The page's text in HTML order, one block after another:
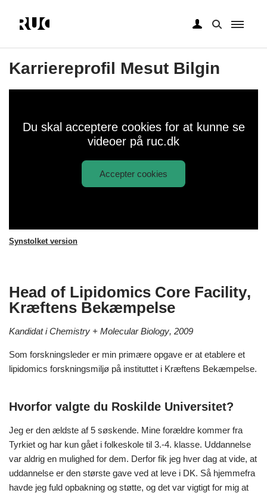
hovedindhold
Karriereprofil Mesut Bilgin
Du skal acceptere cookies for at kunne se
videoer på ruc.dk
Accepter cookies
Synstolket version
Head of Lipidomics Core Facility,
Kræftens Bekæmpelse
Kandidat iChemistry + Molecular Biology, 2009
Som forskningsleder er min primære opgave er at etablere et
lipidomics forskningsmiljø på instituttet i Kræftens Bekæmpelse.
Hvorfor valgte du Roskilde Universitet?
Jeg er den ældste af 5 søskende. Mine forældre kommer fra
Tyrkiet og har kun gået i folkeskole til 3.-4. klasse. Uddannelse
var aldrig en mulighed for dem. Derfor fik jeg hver dag at vide, at
uddannelse er den største gave ved at leve i DK. Så hjemmefra
havde jeg fuld opbakning og støtte, og det var vigtigt for mig at